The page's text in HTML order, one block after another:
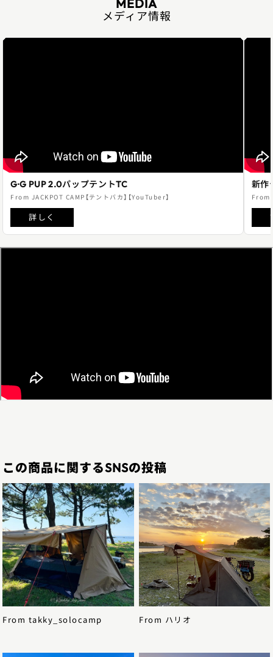
MEDIA
メディア情報
G·G PUP 2.0パップテントTC
From JACKPOT CAMP【テントバカ】【YouTuber】
詳しく
新作
From
この商品に関するSNSの投稿
takky_solocamp
2024.8.4
ハリオ
2023.9.11